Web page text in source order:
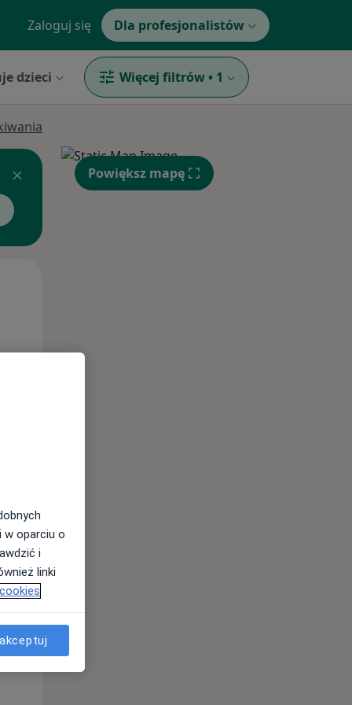
Zaloguj się Dla profesjonalistów
dzieci Więcej filtrów • 1
Wt,
11 Sie
Powiększ mapę
w oparciu o
i
linki